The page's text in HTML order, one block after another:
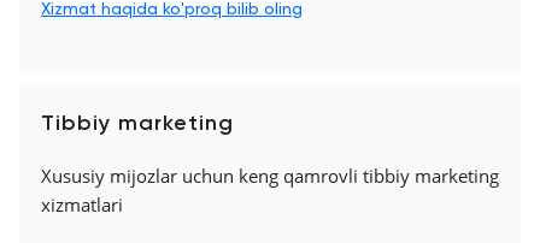
Xizmat haqida ko'proq bilib oling
Tibbiy marketing
Xususiy mijozlar uchun keng qamrovli tibbiy marketing
xizmatlari